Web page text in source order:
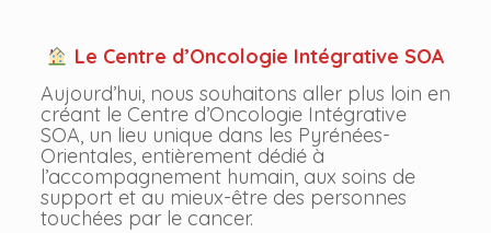
Le Centre d’Oncologie Intégrative SOA
Aujourd’hui, nous souhaitons aller plus loin en
créant le Centre d’Oncologie Intégrative
SOA, un lieu unique dans les Pyrénées-
Orientales, entièrement dédié à
l’accompagnement humain, aux soins de
support et au mieux-être des personnes
touchées par le cancer.